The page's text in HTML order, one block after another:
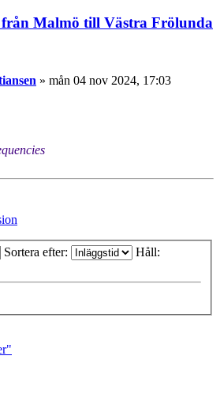
Malmö till Västra Frölunda
» mån 04 nov 2024, 17:03
Sortera efter: Håll: